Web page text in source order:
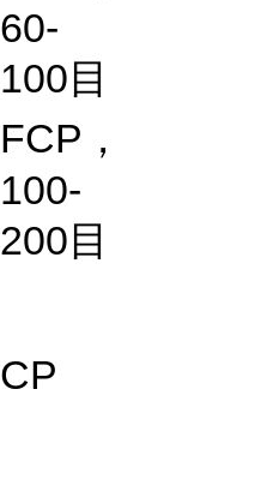
60-
100目
FCP ，
100-
200目
CP